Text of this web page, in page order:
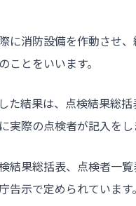
に消防設備を作動させ
ことをいいます。
た結果は、点検結果総
実際の点検者が記入をし
結果総括表、点検者一
告示で定められています。